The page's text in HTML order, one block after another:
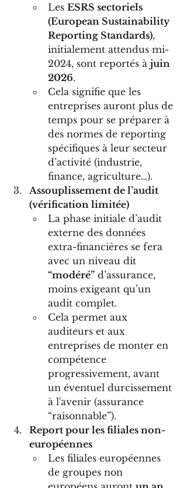
Les ESRS sectoriels
(European Sustainability
Reporting Standards),
initialement attendus mi-
2024, sont reportés à juin
2026.
Cela signifie que les
entreprises auront plus de
temps pour se préparer à
des normes de reporting
spécifiques à leur secteur
d’activité (industrie,
finance, agriculture…).
Assouplissement de l’audit
(vérification limitée)
La phase initiale d’audit
externe des données
extra-financières se fera
avec un niveau dit
“modéré” d’assurance,
moins exigeant qu’un
audit complet.
Cela permet aux
auditeurs et aux
entreprises de monter en
compétence
progressivement, avant
un éventuel durcissement
à l'avenir (assurance
“raisonnable”).
Report pour les filiales non-
européennes
Les filiales européennes
de groupes non